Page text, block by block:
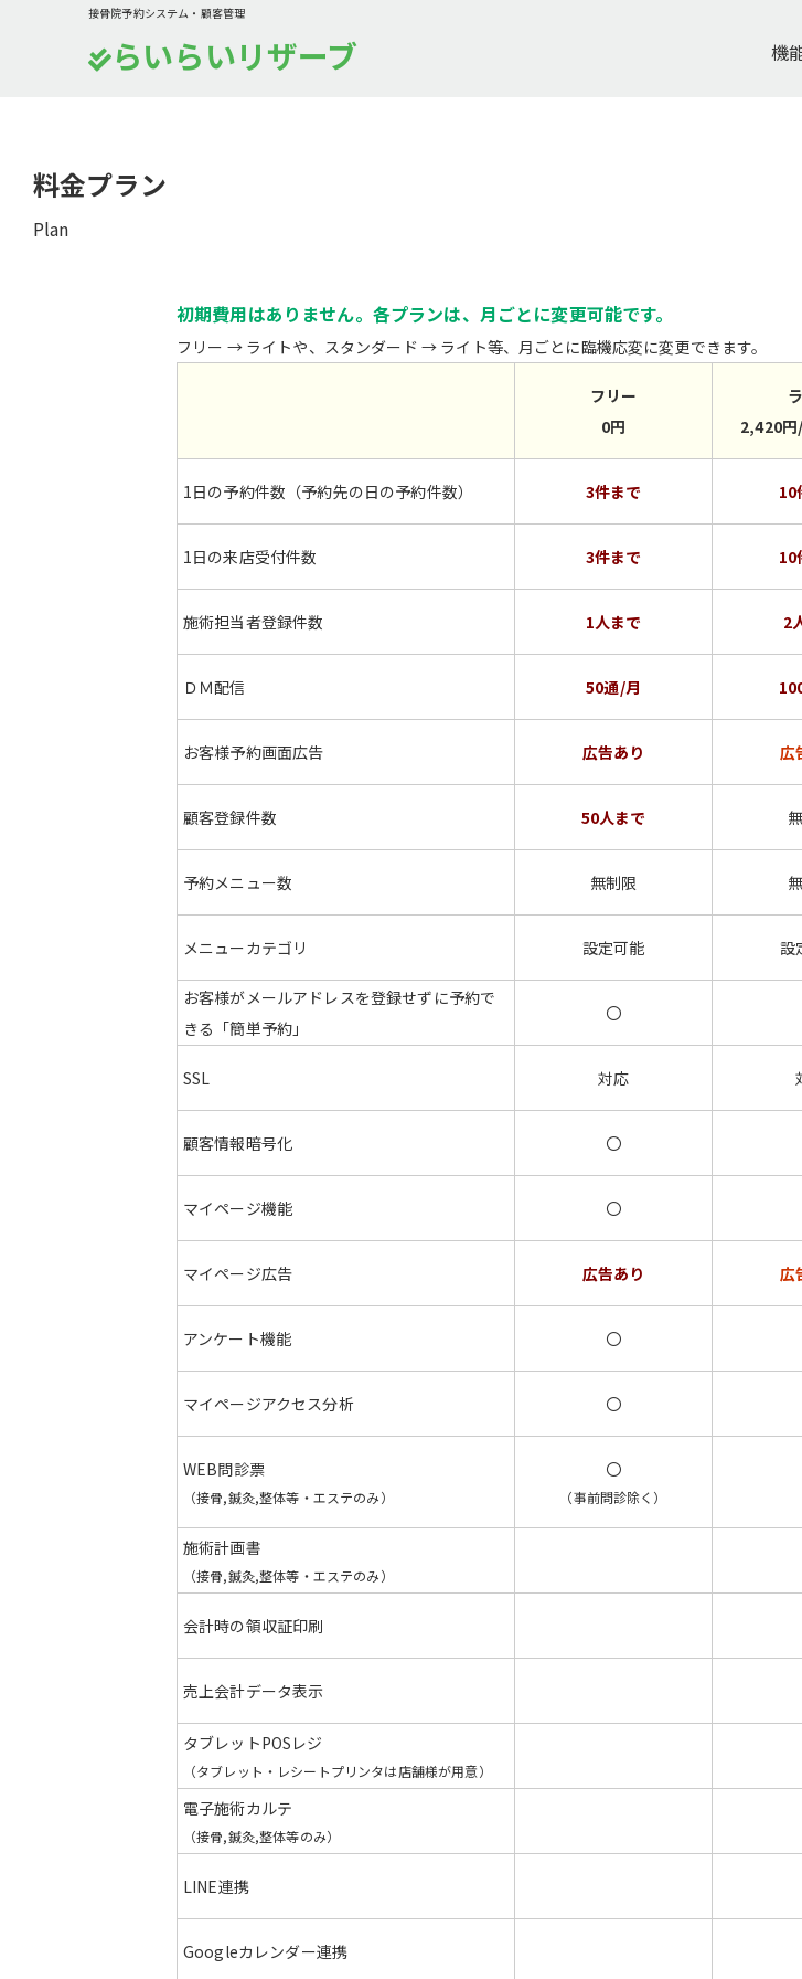
接骨院予約システム・顧客管理
らいらいリザーブ 機
料金プラン
Plan
初期費用はありません。各プランは、月ごとに変更可能です。
フリー → ライトや、スタンダード → ライト等、月ごとに臨機応変に変更できます。
フリー
0円
2,420円
1日の予約件数 （予約先の日の予約件数） 3件まで 10
1日の来店受付件数 3件まで 10
施術担当者登録件数 1人まで 2
ＤＭ配信 50通/月
お客様予約画面広告 広告あり 広
顧客登録件数 50人まで
予約メニュー数 無制限
メニューカテゴリ 設定可能 設
お客様がメールアドレスを登録せずに予約で
きる「簡単予約」
〇
SSL 対応
顧客情報暗号化 〇
マイページ機能 〇
マイページ広告 広告あり 広
アンケート機能 〇
マイページアクセス分析 〇
WEB問診票
（接骨,鍼灸,整体等・エステのみ）
〇
（事前問診除く）
施術計画書
（接骨,鍼灸,整体等・エステのみ）
会計時の領収証印刷
売上会計データ表示
タブレットPOSレジ
（タブレット・レシートプリンタは店舗様が用意）
電子施術カルテ
（接骨,鍼灸,整体等のみ）
LINE連携
Googleカレンダー連携